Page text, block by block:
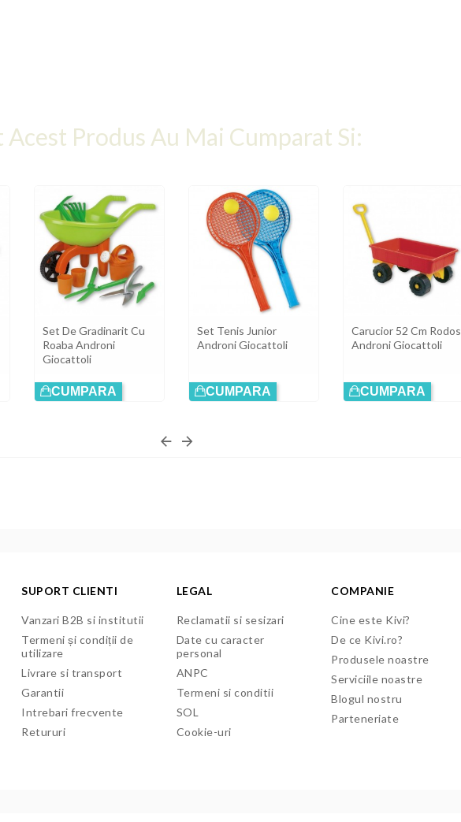
Produs Au Mai Cumparat Si:
Set De Gradinarit Cu
Roaba Androni
Giocattoli
CUMPARA
Set Tenis Junior
Androni Giocattoli
CUMPARA
Carucior 52 Cm Rodos
Androni Giocattoli
CUMPARA
SUPORT CLIENTI
Vanzari B2B si institutii
Termeni și condiții de
utilizare
Livrare si transport
Garantii
Intrebari frecvente
Retururi
LEGAL
Reclamatii si sesizari
Date cu caracter
personal
ANPC
Termeni si conditii
SOL
Cookie-uri
COMPANIE
Cine este Kivi?
De ce Kivi.ro?
Produsele noastre
Serviciile noastre
Blogul nostru
Parteneriate